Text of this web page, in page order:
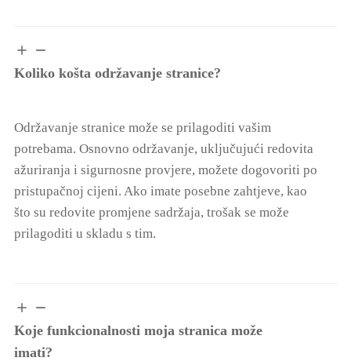
Koliko košta održavanje stranice?
Održavanje stranice može se prilagoditi vašim
potrebama. Osnovno održavanje, uključujući redovita
ažuriranja i sigurnosne provjere, možete dogovoriti po
pristupačnoj cijeni. Ako imate posebne zahtjeve, kao
što su redovite promjene sadržaja, trošak se može
prilagoditi u skladu s tim.
Koje funkcionalnosti moja stranica može
imati?